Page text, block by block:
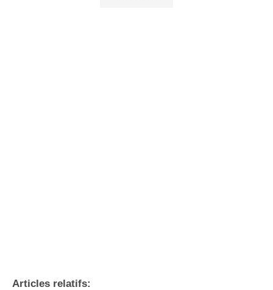
Articles relatifs: